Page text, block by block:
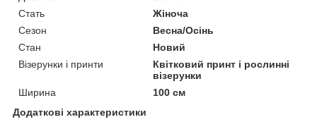
Стать
Жіноча
Сезон
Весна/Осінь
Стан
Новий
Візерунки і принти
Квітковий принт і рослинні
візерунки
Ширина
100 см
Додаткові характеристики